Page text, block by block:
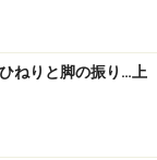
ン。
合わせるように
ろに引っ張ら
くなり呼吸も
ねりと脚の振り…上